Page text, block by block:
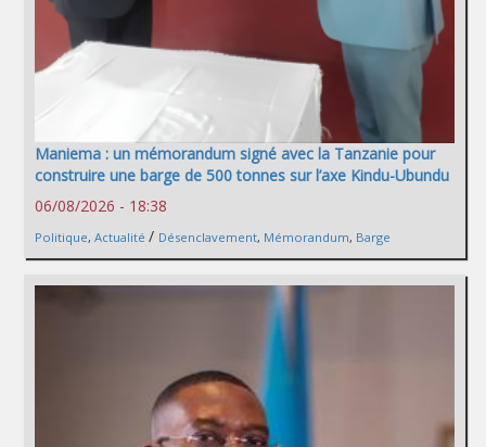
Maniema : un mémorandum signé avec la Tanzanie pour
construire une barge de 500 tonnes sur l’axe Kindu-Ubundu
06/08/2026 - 18:38
Politique, Actualité / Désenclavement, Mémorandum, Barge